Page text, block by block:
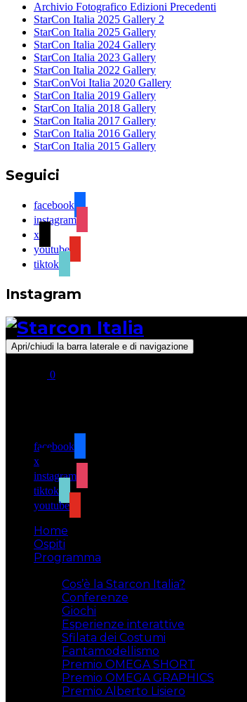
Archivio Fotografico Edizioni Precedenti
StarCon Italia 2025 Gallery 2
StarCon Italia 2025 Gallery
StarCon Italia 2024 Gallery
StarCon Italia 2023 Gallery
StarCon Italia 2022 Gallery
StarConVoi Italia 2020 Gallery
StarCon Italia 2019 Gallery
StarCon Italia 2018 Gallery
StarCon Italia 2017 Gallery
StarCon Italia 2016 Gallery
StarCon Italia 2015 Gallery
Seguici
facebook
instagram
x
youtube
tiktok
Instagram
Apri/chiudi la barra laterale e di navigazione
0
facebook
x
instagram
tiktok
youtube
Home
Ospiti
Programma
Cos’è la Starcon Italia?
Conferenze
Giochi
Esperienze interattive
Sfilata dei Costumi
Fantamodellismo
Premio OMEGA SHORT
Premio OMEGA GRAPHICS
Premio Alberto Lisiero